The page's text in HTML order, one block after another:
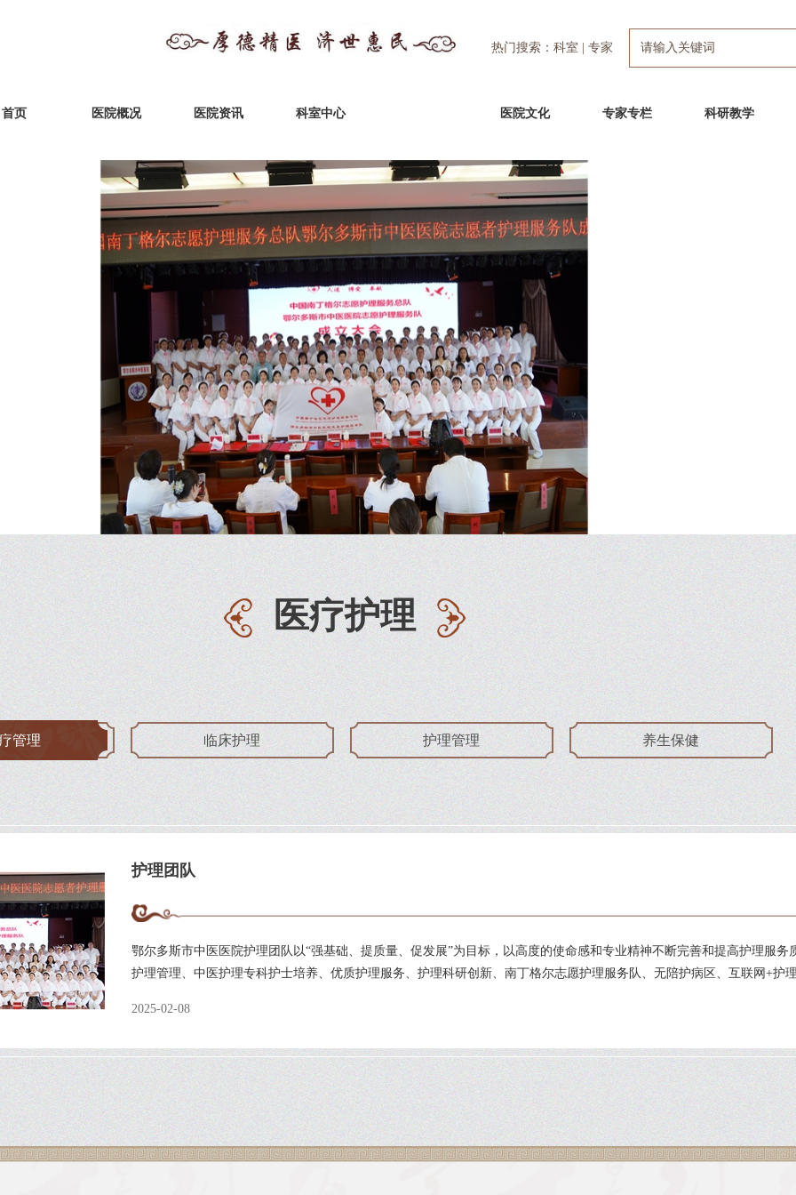
热门搜索： 科室 专家
首页 医院概况 医院资讯 科室中心 医院文化 专家专栏 科研教学
医疗护理
管理 临床护理 护理管理 养生保健
护理团队
鄂尔多斯市中医医院护理团队以“强基础、提质量、促发展”为目标，以高度的使命感和专业精神不断完善和提高护理服务
护理管理、中医护理专科护士培养、优质护理服务、护理科研创新、南丁格尔志愿护理服务队、无陪护病区、互联网+护
2025-02-08